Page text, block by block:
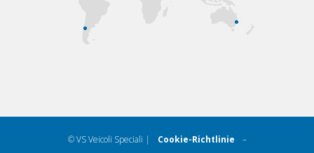
© VS Veicoli Speciali | Cookie-Richtlinie –